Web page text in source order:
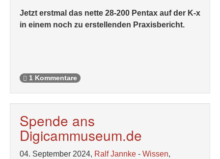
Jetzt erstmal das nette 28-200 Pentax auf der K-x
in einem noch zu erstellenden Praxisbericht.
1 Kommentare
Spende ans
Digicammuseum.de
04. September 2024, Ralf Jannke - Wissen,